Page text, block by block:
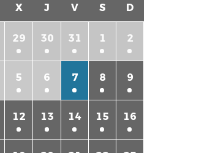
X J V S D
29 30 31 1 2
5 6 7 8 9
12 13 14 15 16